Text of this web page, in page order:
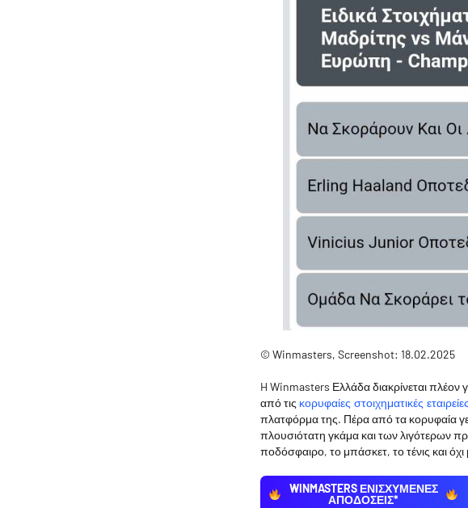
© Winmasters, Screenshot: 18.02.2025
H Winmasters Ελλάδα διακρίνεται πλέον
από τις κορυφαίες στοιχηματικές εταιρείες
πλατφόρμα της. Πέρα από τα κορυφαία
πλουσιότατη γκάμα και των
ποδόσφαιρο, το μπάσκετ, το τένις και
WINMASTERS ΕΝΙΣΧΥΜΕΝΕΣ
ΑΠΟΔΟΣΕΙΣ*